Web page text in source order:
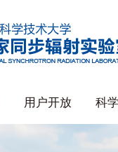
用户开放 科